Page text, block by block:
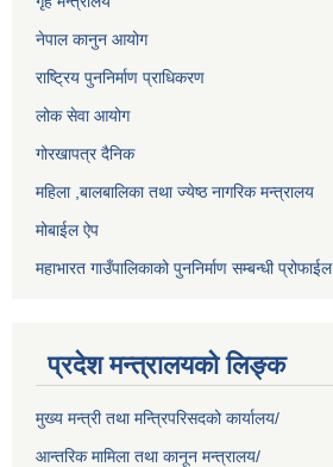
नेपाल कानुन आयोग
राष्ट्रिय पुननिर्माण प्राधिकरण
लोक सेवा आयोग
गोरखापत्र दैनिक
महिला ,बालबालिका तथा ज्येष्ठ नागरिक मन्त्रालय
मोबाईल ऐप
महाभारत गाउँपालिकाको पुननिर्माण सम्बन्धी प्रोफाईल
प्रदेश मन्त्रालयको लिङ्क
मुख्य मन्त्री तथा मन्त्रिपरिसदको कार्यालय/
आन्तरिक मामिला तथा कानून मन्त्रालय/